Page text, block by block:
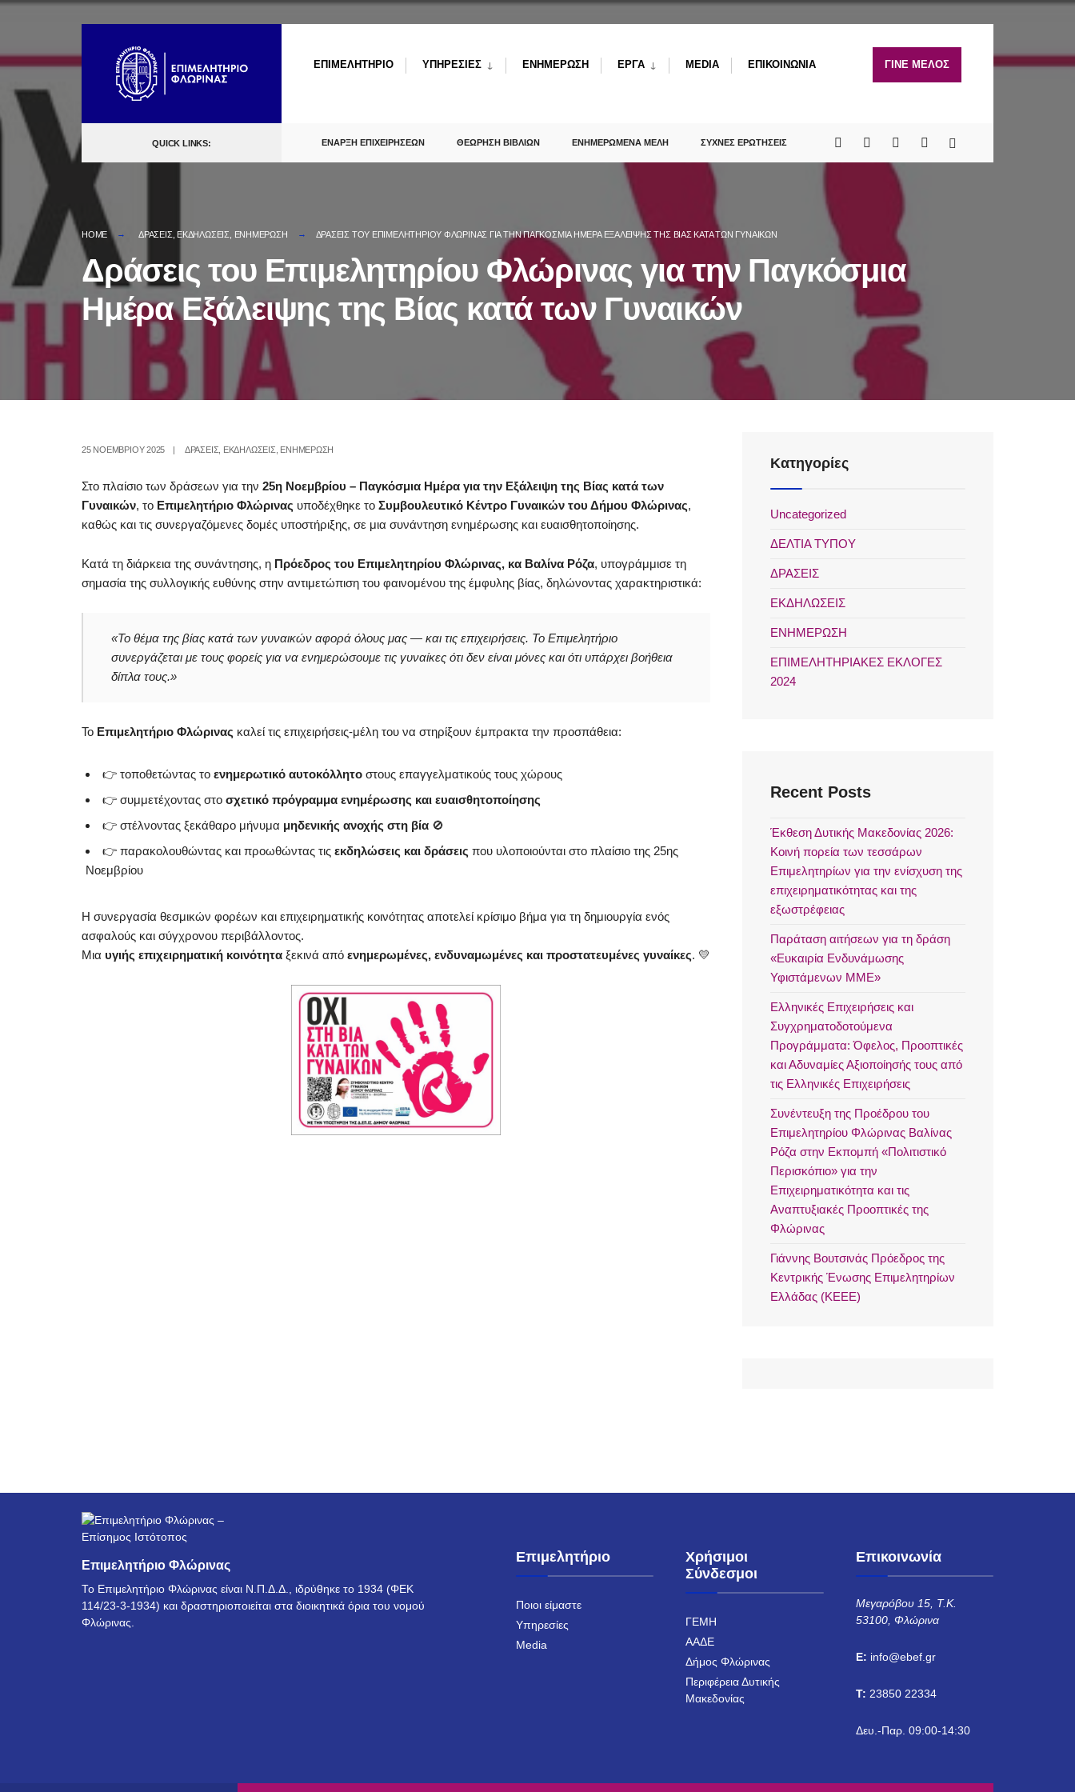
content
ΕΠΙΜΕΛΗΤΗΡΙΟ ΥΠΗΡΕΣΙΕΣ ΕΝΗΜΕΡΩΣΗ ΕΡΓΑ MEDIA ΕΠΙΚΟΙΝΩΝΙΑ ΓΙΝΕ ΜΕΛΟΣ
QUICK LINKS: ΕΝΑΡΞΗ ΕΠΙΧΕΙΡΗΣΕΩΝ ΘΕΩΡΗΣΗ ΒΙΒΛΙΩΝ ΕΝΗΜΕΡΩΜΕΝΑ ΜΕΛΗ ΣΥΧΝΕΣ ΕΡΩΤΗΣΕΙΣ
HOME ΔΡΑΣΕΙΣ ΕΚΔΗΛΩΣΕΙΣ ΕΝΗΜΕΡΩΣΗ ΔΡΆΣΕΙΣ ΤΟΥ ΕΠΙΜΕΛΗΤΗΡΊΟΥ ΦΛΏΡΙΝΑΣ ΓΙΑ ΤΗΝ ΠΑΓΚΌΣΜΙΑ ΗΜΈΡΑ ΕΞΆΛΕΙΨΗΣ ΤΗΣ ΒΊΑΣ ΚΑΤΆ ΤΩΝ ΓΥΝΑΙΚΏΝ
Δράσεις του Επιμελητηρίου Φλώρινας για την Παγκόσμια
Ημέρα Εξάλειψης της Βίας κατά των Γυναικών
25 ΝΟΕΜΒΡΊΟΥ 2025 | ΔΡΑΣΕΙΣ ΕΚΔΗΛΩΣΕΙΣ ΕΝΗΜΕΡΩΣΗ
Στο πλαίσιο των δράσεων για την 25η Νοεμβρίου – Παγκόσμια Ημέρα για την Εξάλειψη της Βίας κατά των
Γυναικών, το Επιμελητήριο Φλώρινας υποδέχθηκε το Συμβουλευτικό Κέντρο Γυναικών του Δήμου Φλώρινας,
καθώς και τις συνεργαζόμενες δομές υποστήριξης, σε μια συνάντηση ενημέρωσης και ευαισθητοποίησης.
Κατά τη διάρκεια της συνάντησης, η Πρόεδρος του Επιμελητηρίου Φλώρινας, κα Βαλίνα Ρόζα, υπογράμμισε τη
σημασία της συλλογικής ευθύνης στην αντιμετώπιση του φαινομένου της έμφυλης βίας, δηλώνοντας χαρακτηριστικά:
«Το θέμα της βίας κατά των γυναικών αφορά όλους μας — και τις επιχειρήσεις. Το Επιμελητήριο
συνεργάζεται με τους φορείς για να ενημερώσουμε τις γυναίκες ότι δεν είναι μόνες και ότι υπάρχει βοήθεια
δίπλα τους.»
Το Επιμελητήριο Φλώρινας καλεί τις επιχειρήσεις-μέλη του να στηρίξουν έμπρακτα την προσπάθεια:
👉 τοποθετώντας το ενημερωτικό αυτοκόλλητο στους επαγγελματικούς τους χώρους
👉 συμμετέχοντας στο σχετικό πρόγραμμα ενημέρωσης και ευαισθητοποίησης
👉 στέλνοντας ξεκάθαρο μήνυμα μηδενικής ανοχής στη βία 🚫
👉 παρακολουθώντας και προωθώντας τις εκδηλώσεις και δράσεις που υλοποιούνται στο πλαίσιο της 25ης
Νοεμβρίου
Η συνεργασία θεσμικών φορέων και επιχειρηματικής κοινότητας αποτελεί κρίσιμο βήμα για τη δημιουργία ενός
ασφαλούς και σύγχρονου περιβάλλοντος.
Μια υγιής επιχειρηματική κοινότητα ξεκινά από ενημερωμένες, ενδυναμωμένες και προστατευμένες γυναίκες. 💛
Kατηγορίες
Uncategorized
ΔΕΛΤΙΑ ΤΥΠΟΥ
ΔΡΑΣΕΙΣ
ΕΚΔΗΛΩΣΕΙΣ
ΕΝΗΜΕΡΩΣΗ
ΕΠΙΜΕΛΗΤΗΡΙΑΚΕΣ ΕΚΛΟΓΕΣ
2024
Recent Posts
Έκθεση Δυτικής Μακεδονίας 2026:
Κοινή πορεία των τεσσάρων
Επιμελητηρίων για την ενίσχυση της
επιχειρηματικότητας και της
εξωστρέφειας
Παράταση αιτήσεων για τη δράση
«Ευκαιρία Ενδυνάμωσης
Υφιστάμενων ΜΜΕ»
Ελληνικές Επιχειρήσεις και
Συγχρηματοδοτούμενα
Προγράμματα: Όφελος, Προοπτικές
και Αδυναμίες Αξιοποίησής τους από
τις Ελληνικές Επιχειρήσεις
Συνέντευξη της Προέδρου του
Επιμελητηρίου Φλώρινας Βαλίνας
Ρόζα στην Εκπομπή «Πολιτιστικό
Περισκόπιο» για την
Επιχειρηματικότητα και τις
Αναπτυξιακές Προοπτικές της
Φλώρινας
Γιάννης Βουτσινάς Πρόεδρος της
Κεντρικής Ένωσης Επιμελητηρίων
Ελλάδας (ΚΕΕΕ)
Επιμελητήριο Φλώρινας
Το Επιμελητήριο Φλώρινας είναι Ν.Π.Δ.Δ., ιδρύθηκε το 1934 (ΦΕΚ
114/23-3-1934) και δραστηριοποιείται στα διοικητικά όρια του νομού
Φλώρινας.
Επιμελητήριο
Ποιοι είμαστε
Υπηρεσίες
Media
Χρήσιμοι
Σύνδεσμοι
ΓΕΜΗ
ΑΑΔΕ
Δήμος Φλώρινας
Περιφέρεια Δυτικής
Μακεδονίας
Επικοινωνία
Μεγαρόβου 15, Τ.Κ.
53100, Φλώρινα
E: info@ebef.gr
T: 23850 22334
Δευ.-Παρ. 09:00-14:30